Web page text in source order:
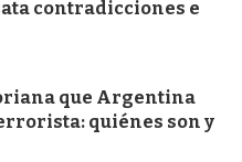
contradicciones e
que Argentina
quiénes son y